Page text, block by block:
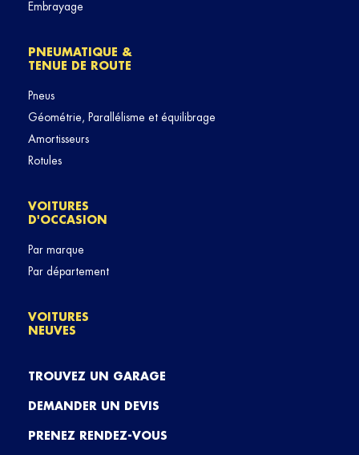
Embrayage
PNEUMATIQUE &
TENUE DE ROUTE
Pneus
Géométrie, Parallélisme et équilibrage
Amortisseurs
Rotules
VOITURES
D'OCCASION
Par marque
Par département
VOITURES
NEUVES
TROUVEZ UN GARAGE
DEMANDER UN DEVIS
PRENEZ RENDEZ-VOUS